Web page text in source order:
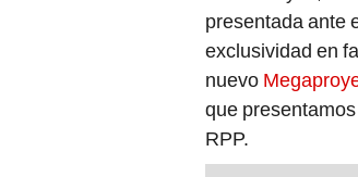
presentada ante
exclusividad en
nuevo
que
RPP.